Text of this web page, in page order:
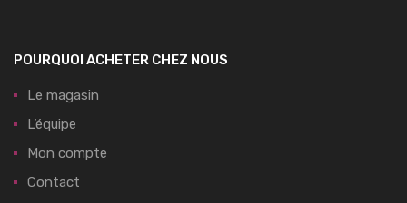
POURQUOI ACHETER CHEZ NOUS
Le magasin
L’équipe
Mon compte
Contact